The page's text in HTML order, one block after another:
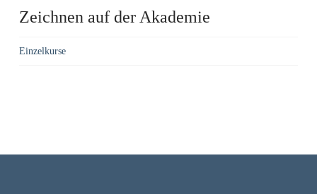
Zeichnen auf der Akademie
Einzelkurse